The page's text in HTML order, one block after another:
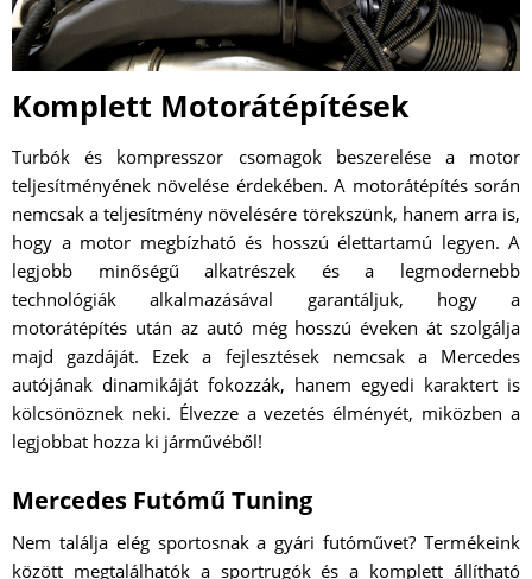
Komplett Motorátépítések
Turbók és kompresszor csomagok beszerelése a motor
teljesítményének növelése érdekében. A motorátépítés során
nemcsak a teljesítmény növelésére törekszünk, hanem arra is,
hogy a motor megbízható és hosszú élettartamú legyen. A
legjobb minőségű alkatrészek és a legmodernebb
technológiák alkalmazásával garantáljuk, hogy a
motorátépítés után az autó még hosszú éveken át szolgálja
majd gazdáját. Ezek a fejlesztések nemcsak a Mercedes
autójának dinamikáját fokozzák, hanem egyedi karaktert is
kölcsönöznek neki. Élvezze a vezetés élményét, miközben a
legjobbat hozza ki járművéből!
Mercedes Futómű Tuning
Nem találja elég sportosnak a gyári futóművet? Termékeink
között megtalálhatók a sportrugók és a komplett állítható